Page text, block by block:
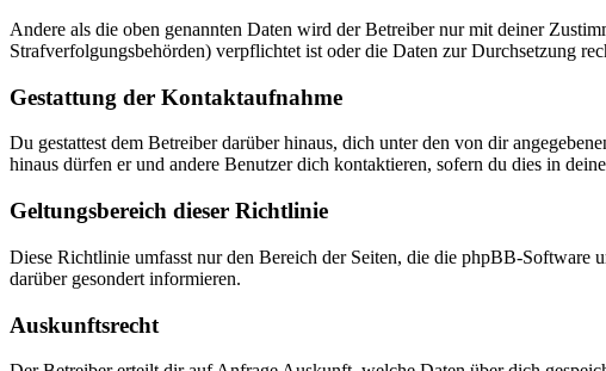
Andere als die oben genannten Daten wird der Betreiber nur mit deiner
Strafverfolgungsbehörden) verpflichtet ist oder die Daten zur Durchsetzung
Gestattung der Kontaktaufnahme
Du gestattest dem Betreiber darüber hinaus, dich unter den von dir
hinaus dürfen er und andere Benutzer dich kontaktieren, sofern du dies in
Geltungsbereich dieser Richtlinie
Diese Richtlinie umfasst nur den Bereich der Seiten, die die phpBB-Software
darüber gesondert informieren.
Auskunftsrecht